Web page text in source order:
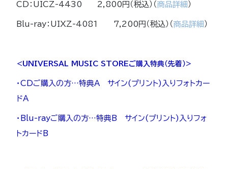
CD：UICZ-4430 2,800円（税込）（ 商品詳細 ）
Blu-ray：UIXZ-4081 7,200円（税込）（ 商品詳細 ）
<UNIVERSAL MUSIC STOREご購入特典（先着）>
・CDご購入の方…特典A サイン(プリント)入り フォトカー
ドA
・Blu-rayご購入の方…特典B サイン(プリント)入りフォ
トカードB